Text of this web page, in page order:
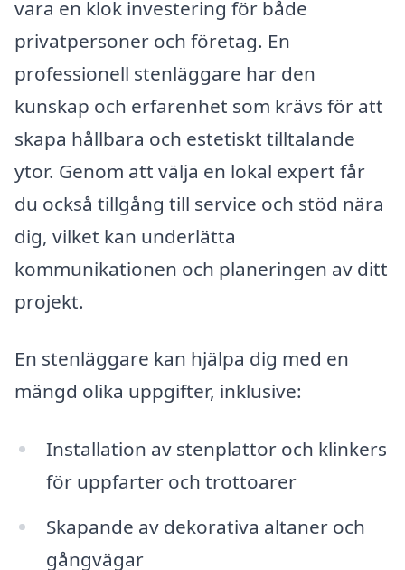
vara en klok investering för både
privatpersoner och företag. En
professionell stenläggare har den
kunskap och erfarenhet som krävs för att
skapa hållbara och estetiskt tilltalande
ytor. Genom att välja en lokal expert får
du också tillgång till service och stöd nära
dig, vilket kan underlätta
kommunikationen och planeringen av ditt
projekt.
En stenläggare kan hjälpa dig med en
mängd olika uppgifter, inklusive:
Installation av stenplattor och klinkers
för uppfarter och trottoarer
Skapande av dekorativa altaner och
gångvägar